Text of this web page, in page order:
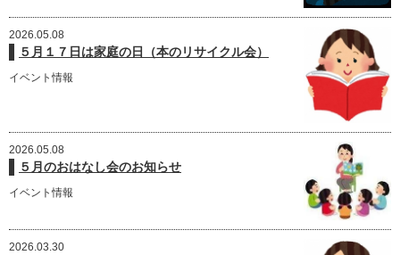
2026.05.08
５月１７日は家庭の日（本のリサイクル会）
イベント情報
2026.05.08
５月のおはなし会のお知らせ
イベント情報
2026.03.30